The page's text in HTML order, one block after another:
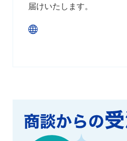
届けいたします。